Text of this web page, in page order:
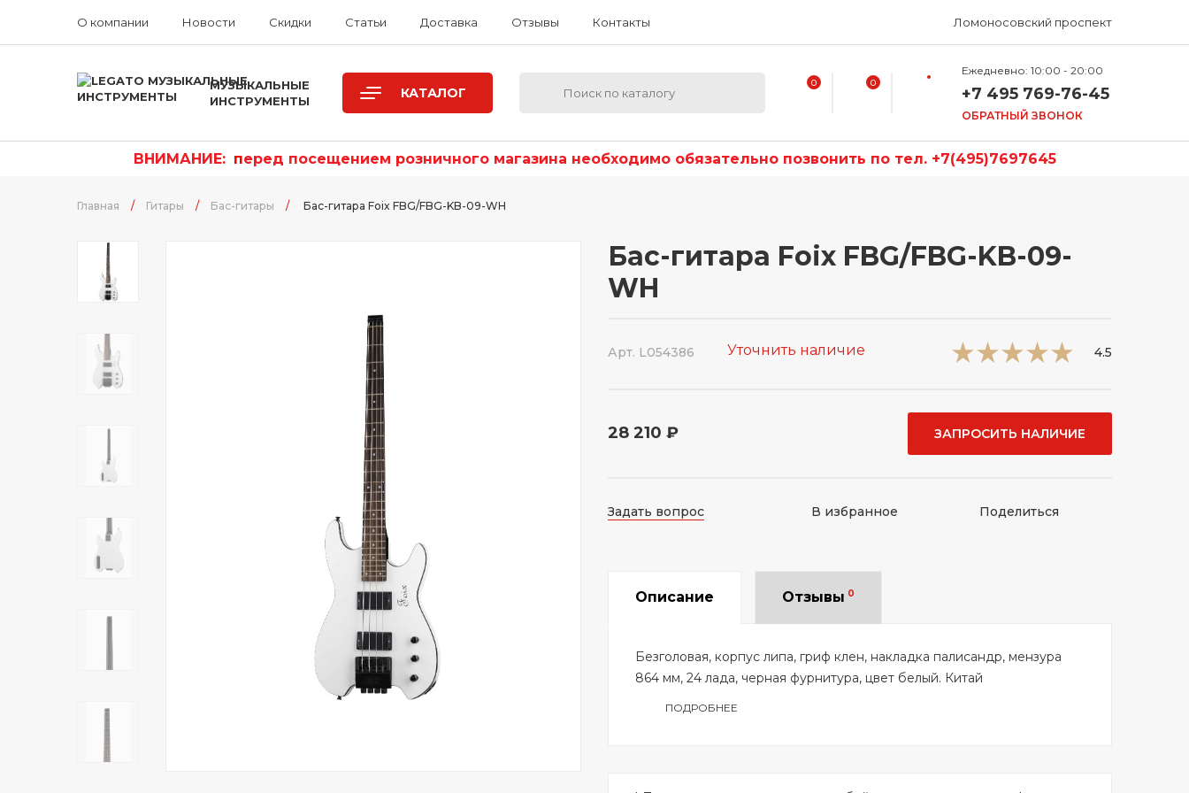
О компании Новости Скидки Статьи Доставка Отзывы Контакты Ломоносовский проспект
МУЗЫКАЛЬНЫЕ
ИНСТРУМЕНТЫ
КАТАЛОГ
0 0
Ежедневно: 10:00 - 20:00
+7 495 769-76-45
ОБРАТНЫЙ ЗВОНОК
ВНИМАНИЕ: перед посещением розничного магазина необходимо обязательно позвонить по тел. +7(495)7697645
Главная / Гитары / Бас-гитары / Бас-гитара Foix FBG/FBG-KB-09-WH
Бас-гитара Foix FBG/FBG-KB-09-
WH
Арт. L054386 Уточнить наличие 4.5
28 210 ₽ ЗАПРОСИТЬ НАЛИЧИЕ
Задать вопрос В избранное Поделиться
Описание Отзывы 0
Безголовая, корпус липа, гриф клен, накладка палисандр, мензура
864 мм, 24 лада, черная фурнитура, цвет белый. Китай
ПОДРОБНЕЕ